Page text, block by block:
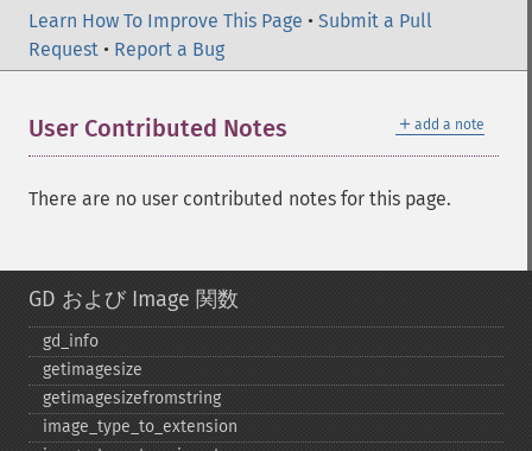
Learn How To Improve This Page • Submit a Pull
Request • Report a Bug
＋ add a note
User Contributed Notes
There are no user contributed notes for this page.
GD および Image 関数
gd_​info
getimagesize
getimagesizefromstring
image_​type_​to_​extension